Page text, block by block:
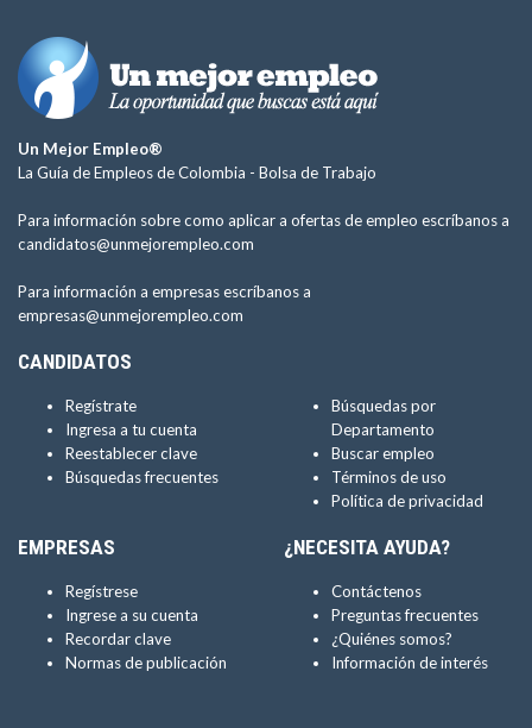
Un Mejor Empleo®
La Guía de Empleos de Colombia - Bolsa de Trabajo
Para información sobre como aplicar a ofertas de empleo escríbanos a
candidatos@unmejorempleo.com
Para información a empresas escríbanos a
empresas@unmejorempleo.com
CANDIDATOS
Regístrate
Ingresa a tu cuenta
Reestablecer clave
Búsquedas frecuentes
Búsquedas por
Departamento
Buscar empleo
Términos de uso
Política de privacidad
EMPRESAS
Regístrese
Ingrese a su cuenta
Recordar clave
Normas de publicación
¿NECESITA AYUDA?
Contáctenos
Preguntas frecuentes
¿Quiénes somos?
Información de interés